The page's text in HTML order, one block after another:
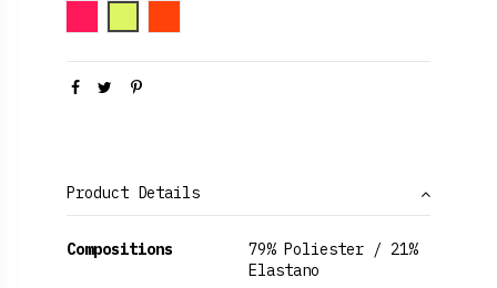
Product Details
Compositions
79% Poliester / 21%
Elastano